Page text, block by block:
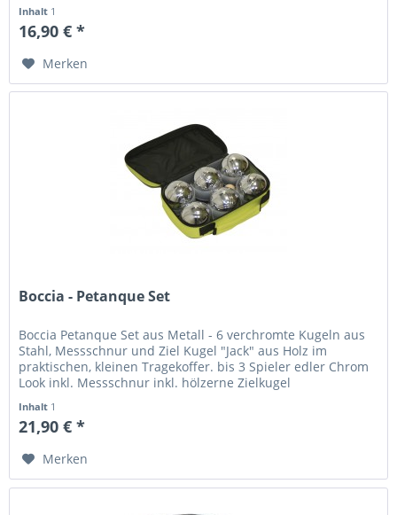
Inhalt 1
16,90 € *
Merken
Boccia - Petanque Set
Boccia Petanque Set aus Metall - 6 verchromte Kugeln aus
Stahl, Messschnur und Ziel Kugel "Jack" aus Holz im
praktischen, kleinen Tragekoffer. bis 3 Spieler edler Chrom
Look inkl. Messschnur inkl. hölzerne Zielkugel
Inhalt 1
21,90 € *
Merken